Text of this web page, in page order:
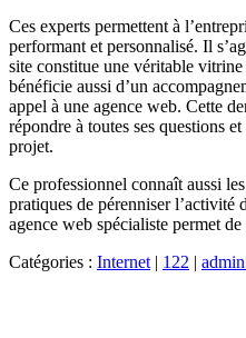
Ces experts permettent à
performant et personnalisé. Il
site constitue une véritable
bénéficie aussi d’un
appel à une agence web. Cette
répondre à toutes ses questions
projet.
Ce professionnel connaît aussi
pratiques de pérenniser l’activité
agence web spécialiste permet
Catégories : Internet | 122 |